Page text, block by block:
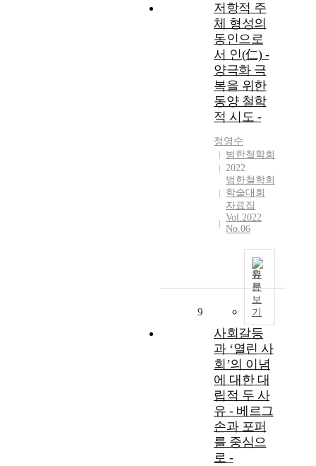
저항적 주
체 형성의
동인으로
서 인(仁) -
양극화 극
복을 위한
동양 철학
적 시도 -
정영수
범한철학회
2022
범한철학회
학술대회
자료집
Vol.2022
No.06
원
문
보
기
9
사회갈등
과 ‘열린 사
회’의 이념
에 대한 대
립적 두 사
유 - 베르그
손과 포퍼
를 중심으
로 -